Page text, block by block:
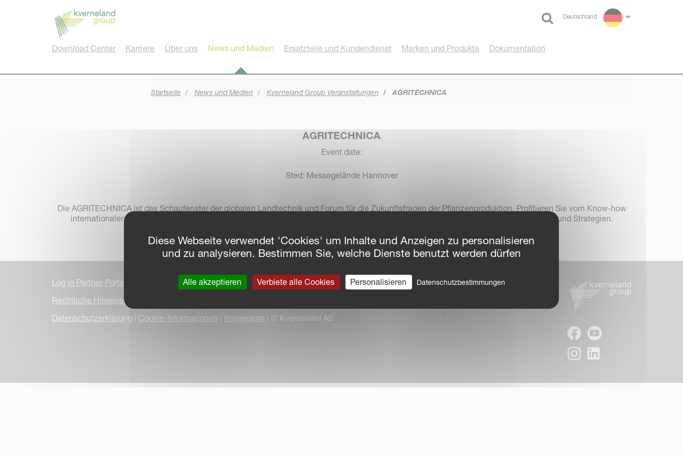
Deutschland
Select language
Download Center Karriere Über uns News und Medien Ersatzteile und Kundendienst Marken und Produkte Dokumentation
Startseite News und Medien Kverneland Group Veranstaltungen AGRITECHNICA
AGRITECHNICA
Event date:
Sted: Messegelände Hannover
Die AGRITECHNICA ist das Schaufenster der globalen Landtechnik und Forum für die Zukunftsfragen der Pflanzenproduktion. Profitieren Sie vom Know-how
internationaler Kenner der Agrar-Branche und diskutieren Sie mit den Experten aus dem DLG-Netzwerk über aktuelle Themen, Trends und Strategien.
Log in Partner Portal
Rechtliche Hinweise
Datenschutzerklärung
Cookie-Informationen Impressum | © Kverneland AS
Diese Webseite verwendet 'Cookies' um Inhalte und Anzeigen zu personalisieren
und zu analysieren. Bestimmen Sie, welche Dienste benutzt werden dürfen
Alle akzeptieren Verbiete alle Cookies Personalisieren Datenschutzbestimmungen